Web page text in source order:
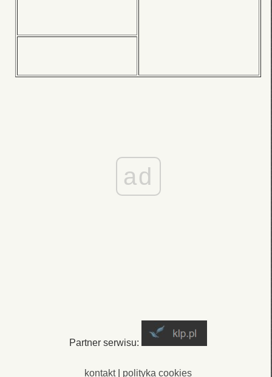
ad
Partner serwisu:
kontakt| polityka cookies